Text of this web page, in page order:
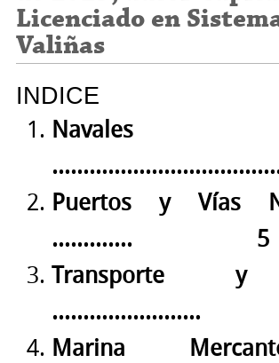
Licenciado en
Valiñas
INDICE
Navales
Puertos y Vías
………….
5
Transporte y
……………………
Marina